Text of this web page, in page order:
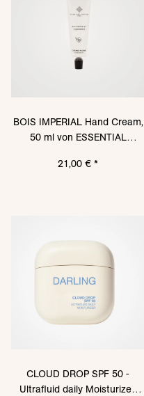
BOIS IMPERIAL Hand Cream,
50 ml von ESSENTIAL
21,00 € *
CLOUD DROP SPF 50 -
Ultrafluid daily Moisturizer,